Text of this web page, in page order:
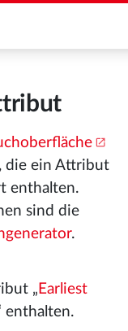
die ein Attribut
enthalten.
sind die
.
„ Earliest
enthalten.